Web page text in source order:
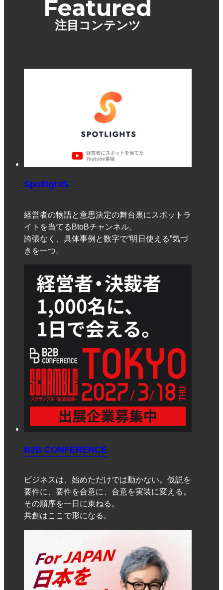
Featured
注目コンテンツ
SpotlightS
経営者の物語と意思決定の舞台裏にスポットラ
イトを当てるBtoBチャンネル。
誇張なく、具体事例と数字で“明日使える”気づ
きを一つ。
B2B CONFERENCE
ビジネスは、始めただけでは動かない。仮説を
要件に、要件を合意に、合意を実装に変える。
その順序を一日に束ねる。
共創はここで形になる。